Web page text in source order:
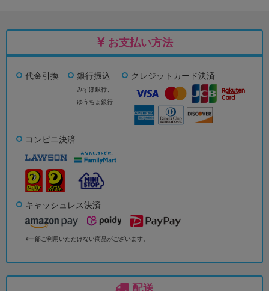
お支払い方法
代金引換 銀行振込
みずほ銀行、
ゆうちょ銀行
クレジットカード決済
コンビニ決済
キャッシュレス決済
※一部ご利用いただけない商品がございます。
配送